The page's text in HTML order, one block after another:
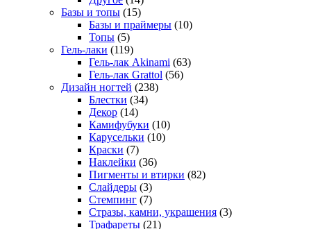
Базы и топы (15)
Базы и праймеры (10)
Топы (5)
Гель-лаки (119)
Гель-лак Akinami (63)
Гель-лак Grattol (56)
Дизайн ногтей (238)
Блестки (34)
Декор (14)
Камифубуки (10)
Карусельки (10)
Краски (7)
Наклейки (36)
Пигменты и втирки (82)
Слайдеры (3)
Стемпинг (7)
Стразы, камни, украшения (3)
Трафареты (21)